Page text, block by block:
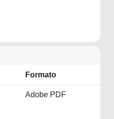
Formato
Adobe PDF